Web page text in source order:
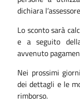
dichiara
Lo sconto sarà
e a seguito
avvenuto
Nei prossimi
dei dettagli e le
rimborso.